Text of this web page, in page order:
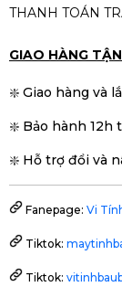
THANH TOÁN
GIAO HÀNG
❇️ Giao hàng và
❇️ Bảo hành 12h
❇️ Hỗ trợ đổi và
Fanepage: Vi
Tiktok:
Tiktok: